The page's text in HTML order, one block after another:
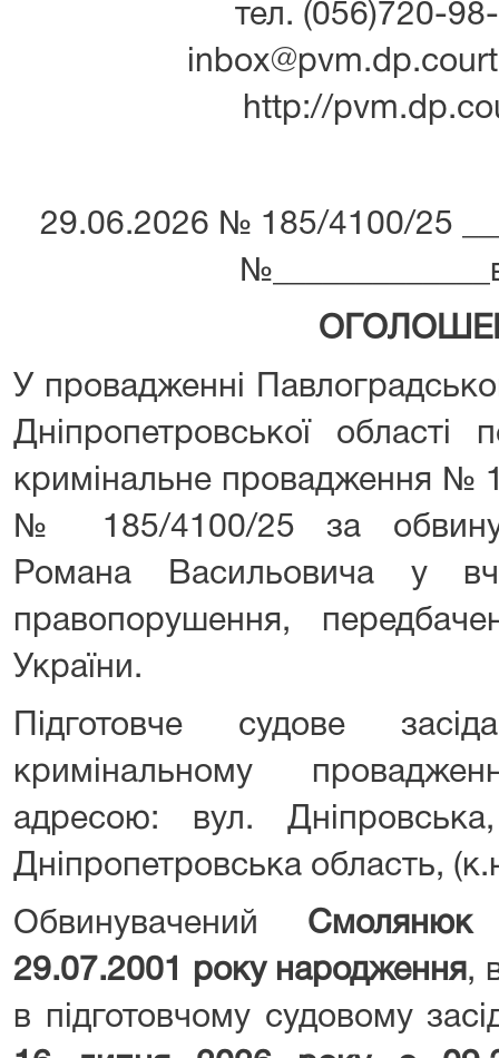
тел. (056)720-
http://
29.06.2026 № 185/4100/25
У провадженні
Дніпропетровської області
кримінальне провадження №
№ 185/4100/25 за
Романа Васильовича у
правопорушення,
України.
Підготовче судове
кримінальному
адресою: вул.
Дніпропетровська область,
Обвинувачений
29.07.2001 року народження ,
в підготовчому судовому